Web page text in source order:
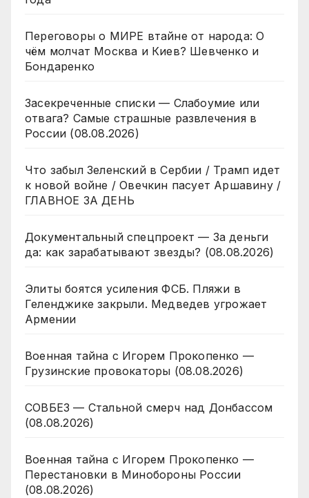
Переговоры о МИРЕ втайне от народа: О
чём молчат Москва и Киев? Шевченко и
Бондаренко
Засекреченные списки — Слабоумие или
отвага? Самые страшные развлечения в
России (08.08.2026)
Что забыл Зеленский в Сербии / Трамп идет
к новой войне / Овечкин пасует Аршавину /
ГЛАВНОЕ ЗА ДЕНЬ
Документальный спецпроект — За деньги
да: как зарабатывают звезды? (08.08.2026)
Элиты боятся усиления ФСБ. Пляжи в
Геленджике закрыли. Медведев угрожает
Армении
Военная тайна с Игорем Прокопенко —
Грузинские провокаторы (08.08.2026)
СОВБЕЗ — Стальной смерч над Донбассом
(08.08.2026)
Военная тайна с Игорем Прокопенко —
Перестановки в Минобороны России
(08.08.2026)